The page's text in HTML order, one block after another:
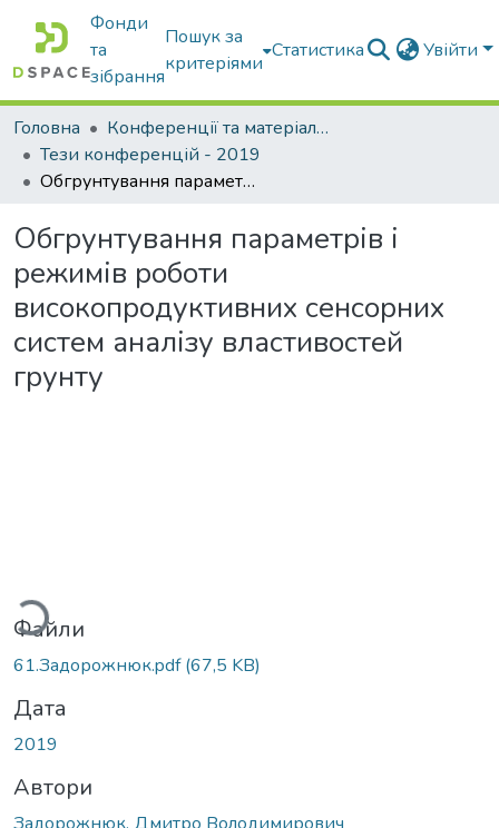
Фонди
та
зібрання
Пошук за
критеріями
Статистика Увійти
Головна
Конференції та матеріали конференцій
Тези конференцій - 2019
Обгрунтування параметрів і режимів роботи високопродуктивних сенсорних систем аналізу властивостей грунту
Обгрунтування параметрів і
режимів роботи
високопродуктивних сенсорних
систем аналізу властивостей
грунту
Файли
61.Задорожнюк.pdf(67,5 KB)
Дата
2019
Автори